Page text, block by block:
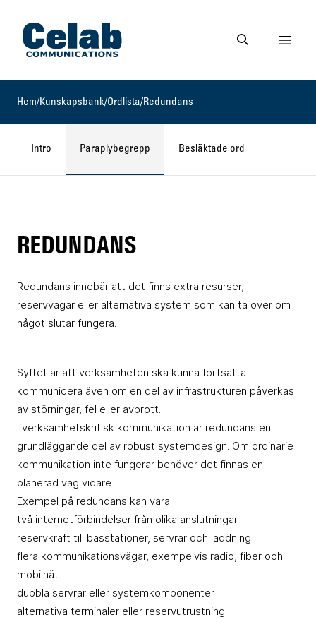
Gå till startsidan
Gå till söksidan
Visa
Hem/Kunskapsbank/Ordlista/Redundans
Intro Paraplybegrepp Besläktade ord
REDUNDANS
Redundans innebär att det finns extra resurser,
reservvägar eller alternativa system som kan ta över om
något slutar fungera.
Syftet är att verksamheten ska kunna fortsätta
kommunicera även om en del av infrastrukturen påverkas
av störningar, fel eller avbrott.
I verksamhetskritisk kommunikation är redundans en
grundläggande del av robust systemdesign. Om ordinarie
kommunikation inte fungerar behöver det finnas en
planerad väg vidare.
Exempel på redundans kan vara:
två internetförbindelser från olika anslutningar
reservkraft till basstationer, servrar och laddning
flera kommunikationsvägar, exempelvis radio, fiber och
mobilnät
dubbla servrar eller systemkomponenter
alternativa terminaler eller reservutrustning